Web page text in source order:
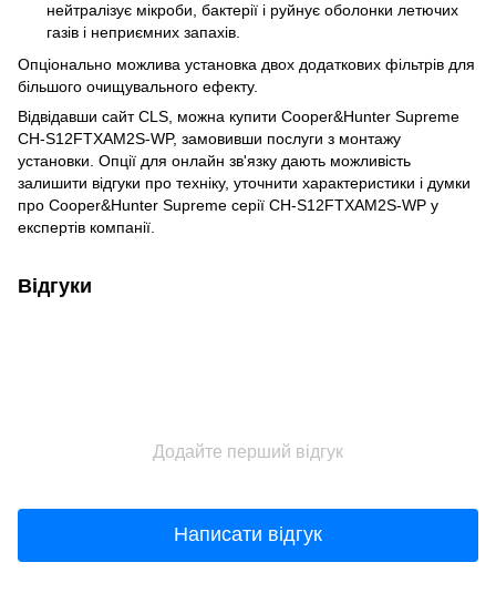
нейтралізує мікроби, бактерії і руйнує оболонки летючих
газів і неприємних запахів.
Опціонально можлива установка двох додаткових фільтрів для
більшого очищувального ефекту.
Відвідавши сайт CLS, можна купити Cooper&Hunter Supreme
CH-S12FTXAM2S-WP, замовивши послуги з монтажу
установки. Опції для онлайн зв'язку дають можливість
залишити відгуки про техніку, уточнити характеристики і думки
про Cooper&Hunter Supreme серії CH-S12FTXAM2S-WP у
експертів компанії.
Відгуки
Додайте перший відгук
Написати відгук